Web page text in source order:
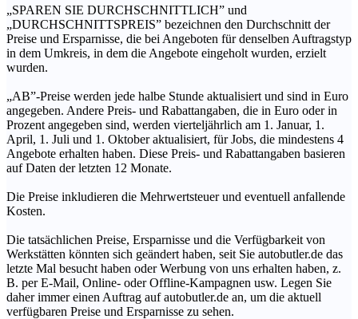
„SPAREN SIE DURCHSCHNITTLICH” und
„DURCHSCHNITTSPREIS” bezeichnen den Durchschnitt der
Preise und Ersparnisse, die bei Angeboten für denselben Auftragstyp
in dem Umkreis, in dem die Angebote eingeholt wurden, erzielt
wurden.
„AB”-Preise werden jede halbe Stunde aktualisiert und sind in Euro
angegeben. Andere Preis- und Rabattangaben, die in Euro oder in
Prozent angegeben sind, werden vierteljährlich am 1. Januar, 1.
April, 1. Juli und 1. Oktober aktualisiert, für Jobs, die mindestens 4
Angebote erhalten haben. Diese Preis- und Rabattangaben basieren
auf Daten der letzten 12 Monate.
Die Preise inkludieren die Mehrwertsteuer und eventuell anfallende
Kosten.
Die tatsächlichen Preise, Ersparnisse und die Verfügbarkeit von
Werkstätten könnten sich geändert haben, seit Sie autobutler.de das
letzte Mal besucht haben oder Werbung von uns erhalten haben, z.
B. per E-Mail, Online- oder Offline-Kampagnen usw. Legen Sie
daher immer einen Auftrag auf autobutler.de an, um die aktuell
verfügbaren Preise und Ersparnisse zu sehen.